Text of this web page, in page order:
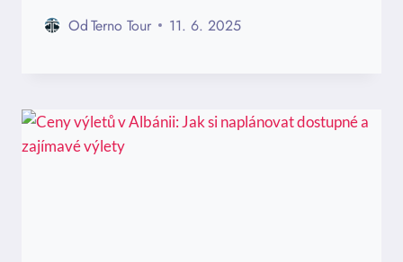
OdTerno Tour 11. 6. 2025